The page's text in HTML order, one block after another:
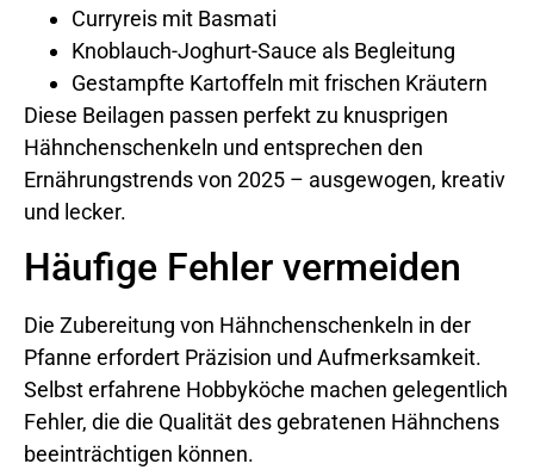
Curryreis mit Basmati
Knoblauch-Joghurt-Sauce als Begleitung
Gestampfte Kartoffeln mit frischen Kräutern
Diese Beilagen passen perfekt zu knusprigen
Hähnchenschenkeln und entsprechen den
Ernährungstrends von 2025 – ausgewogen, kreativ
und lecker.
Häufige Fehler vermeiden
Die Zubereitung von Hähnchenschenkeln in der
Pfanne erfordert Präzision und Aufmerksamkeit.
Selbst erfahrene Hobbyköche machen gelegentlich
Fehler, die die Qualität des gebratenen Hähnchens
beeinträchtigen können.